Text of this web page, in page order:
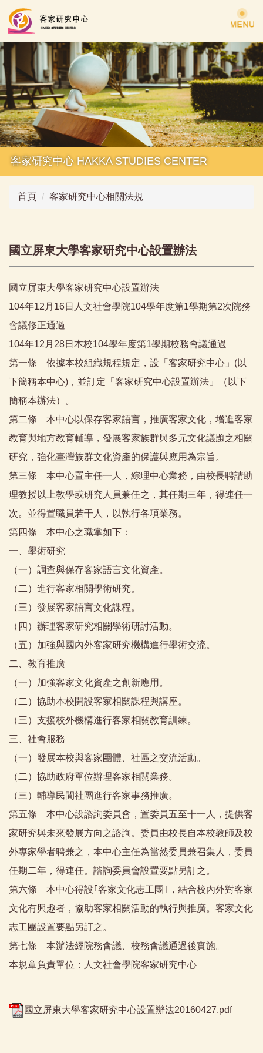
跳
到
主
要
容
區
客家研究中心 HAKKA STUDIES CENTER
首頁 客家研究中心相關法規
國立屏東大學客家研究中心設置辦法
國立屏東大學客家研究中心設置辦法
104年12月16日人文社會學院104學年度第1學期第2次院務
會議修正通過
104年12月28日本校104學年度第1學期校務會議通過
第一條 依據本校組織規程規定，設「客家研究中心」(以
下簡稱本中心)，並訂定「客家研究中心設置辦法」（以下
簡稱本辦法）。
第二條 本中心以保存客家語言，推廣客家文化，增進客家
教育與地方教育輔導，發展客家族群與多元文化議題之相關
研究，強化臺灣族群文化資產的保護與應用為宗旨。
第三條 本中心置主任一人，綜理中心業務，由校長聘請助
理教授以上教學或研究人員兼任之，其任期三年，得連任一
次。並得置職員若干人，以執行各項業務。
第四條 本中心之職掌如下：
一、學術研究
（一）調查與保存客家語言文化資產。
（二）進行客家相關學術研究。
（三）發展客家語言文化課程。
（四）辦理客家研究相關學術研討活動。
（五）加強與國內外客家研究機構進行學術交流。
二、教育推廣
（一）加強客家文化資產之創新應用。
（二）協助本校開設客家相關課程與講座。
（三）支援校外機構進行客家相關教育訓練。
三、社會服務
（一）發展本校與客家團體、社區之交流活動。
（二）協助政府單位辦理客家相關業務。
（三）輔導民間社團進行客家事務推廣。
第五條 本中心設諮詢委員會，置委員五至十一人，提供客
家研究與未來發展方向之諮詢。委員由校長自本校教師及校
外專家學者聘兼之，本中心主任為當然委員兼召集人，委員
任期二年，得連任。諮詢委員會設置要點另訂之。
第六條 本中心得設｢客家文化志工團｣，結合校內外對客家
文化有興趣者，協助客家相關活動的執行與推廣。客家文化
志工團設置要點另訂之。
第七條 本辦法經院務會議、校務會議通過後實施。
本規章負責單位：人文社會學院客家研究中心
國立屏東大學客家研究中心設置辦法20160427.pdf